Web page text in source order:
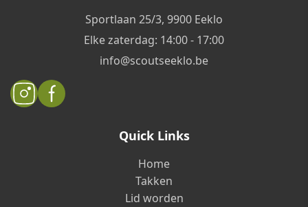
Sportlaan 25/3, 9900 Eeklo
Elke zaterdag: 14:00 - 17:00
info@scoutseeklo.be
Quick Links
Home
Takken
Lid worden